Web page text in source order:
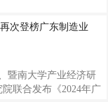
一致认为，“汽
标准的起草编制工
现已参与标准起草制
产工序环节的工艺技
善形成完整的产品质
标，达到世界标准认
的保护与管理，
次登榜广东制造业
暨南大学产业经济研
联合发布《2024年广